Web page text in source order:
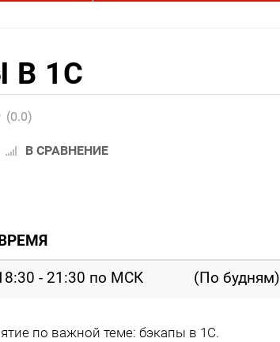
В 1С
(0.0)
В СРАВНЕНИЕ
- 21:30 по МСК (По будням)
по важной теме: бэкапы в 1С.